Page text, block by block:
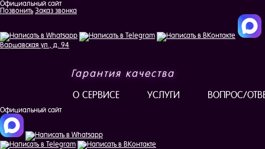
Официальный сайт
Позвонить Заказ звонка
Гарантия качества
Варшавская ул., д. 94
О СЕРВИСЕ УСЛУГИ ВОПРОС/
Официальный сайт